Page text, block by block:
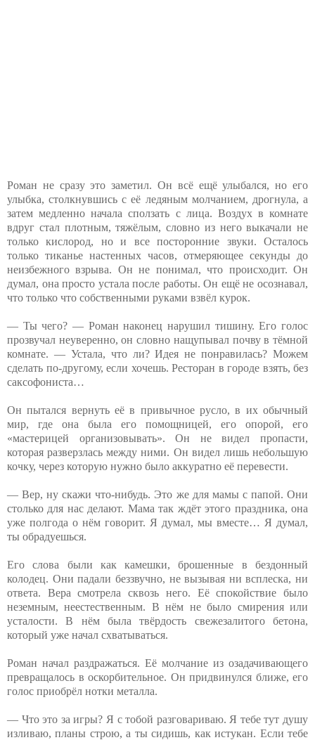
Роман не сразу это заметил. Он всё ещё улыбался, но его
улыбка, столкнувшись с её ледяным молчанием, дрогнула, а
затем медленно начала сползать с лица. Воздух в комнате
вдруг стал плотным, тяжёлым, словно из него выкачали не
только кислород, но и все посторонние звуки. Осталось
только тиканье настенных часов, отмеряющее секунды до
неизбежного взрыва. Он не понимал, что происходит. Он
думал, она просто устала после работы. Он ещё не осознавал,
что только что собственными руками взвёл курок.
— Ты чего? — Роман наконец нарушил тишину. Его голос
прозвучал неуверенно, он словно нащупывал почву в тёмной
комнате. — Устала, что ли? Идея не понравилась? Можем
сделать по-другому, если хочешь. Ресторан в городе взять, без
саксофониста…
Он пытался вернуть её в привычное русло, в их обычный
мир, где она была его помощницей, его опорой, его
«мастерицей организовывать». Он не видел пропасти,
которая разверзлась между ними. Он видел лишь небольшую
кочку, через которую нужно было аккуратно её перевести.
— Вер, ну скажи что-нибудь. Это же для мамы с папой. Они
столько для нас делают. Мама так ждёт этого праздника, она
уже полгода о нём говорит. Я думал, мы вместе… Я думал,
ты обрадуешься.
Его слова были как камешки, брошенные в бездонный
колодец. Они падали беззвучно, не вызывая ни всплеска, ни
ответа. Вера смотрела сквозь него. Её спокойствие было
неземным, неестественным. В нём не было смирения или
усталости. В нём была твёрдость свежезалитого бетона,
который уже начал схватываться.
Роман начал раздражаться. Её молчание из озадачивающего
превращалось в оскорбительное. Он придвинулся ближе, его
голос приобрёл нотки металла.
— Что это за игры? Я с тобой разговариваю. Я тебе тут душу
изливаю, планы строю, а ты сидишь, как истукан. Если тебе